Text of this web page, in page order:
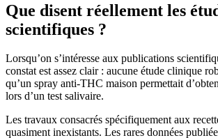
Que disent réellement les
scientifiques ?
Lorsqu’on s’intéresse aux publications
constat est assez clair : aucune étude clinique
qu’un spray anti-THC maison permettait
lors d’un test salivaire.
Les travaux consacrés spécifiquement aux
quasiment inexistants. Les rares données